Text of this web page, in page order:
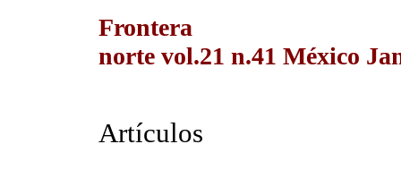
Frontera
norte vol.21 n.41 México
Artículos